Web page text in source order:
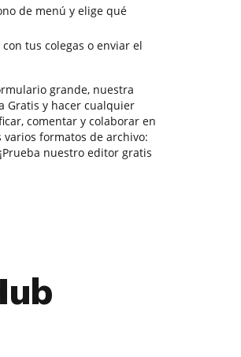
de menú y elige qué
tus colegas o enviar el
grande, nuestra
Gratis y hacer cualquier
comentar y colaborar en
formatos de archivo:
nuestro editor gratis